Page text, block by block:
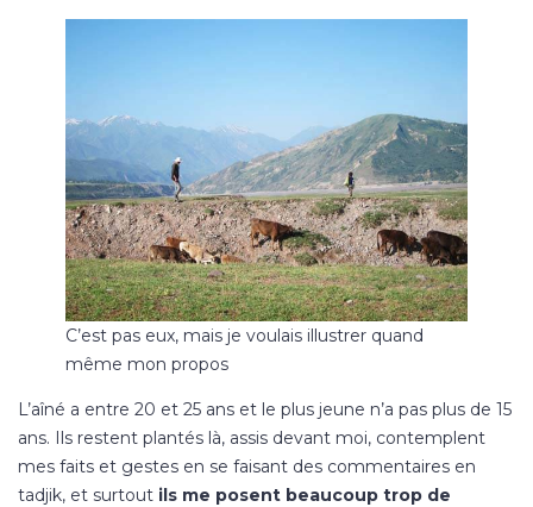
C’est pas eux, mais je voulais illustrer quand
même mon propos
L’aîné a entre 20 et 25 ans et le plus jeune n’a pas plus de 15
ans. Ils restent plantés là, assis devant moi, contemplent
mes faits et gestes en se faisant des commentaires en
tadjik, et surtout ils me posent beaucoup trop de